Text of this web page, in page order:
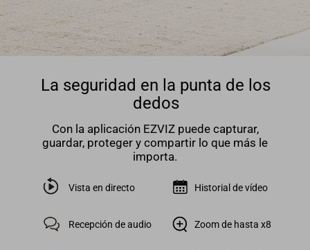
La seguridad en la punta de los
dedos
Con la aplicación EZVIZ puede capturar,
guardar, proteger y compartir lo que más le
importa.
Vista en directo
Recepción de audio
Historial de vídeo
Zoom de hasta x8